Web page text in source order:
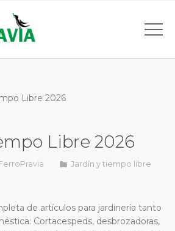
Libre 2026
Libre 2026
Jardín y tiempo libre
de artículos para jardinería tanto
Cortacespeds, desbrozadoras,